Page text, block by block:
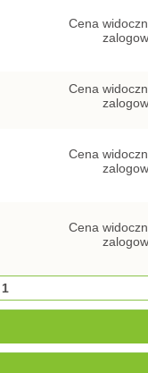
Cena
Cena
Cena
Cena
1